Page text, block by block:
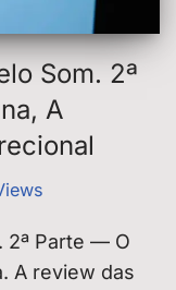
Som. 2ª
A
2ª Parte — O
A review das